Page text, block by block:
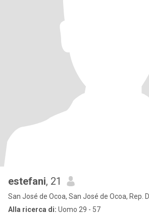
estefani, 21
San José de Ocoa, San José de Ocoa, Rep.
Alla ricerca di: Uomo 29 - 57